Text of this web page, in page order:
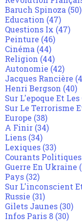
Baruch Spinoza (50)
Education (47)
Questions Ix (47)
Peinture (46)
Cinéma (44)
Religion (44)
Autonomie (42)
Jacques Rancière
Henri Bergson (40)
Sur L'epoque Et
Sur Le Terrorisme
Europe (38)
A Finir (34)
Liens (34)
Lexiques (33)
Courants Politiques
Guerre En Ukraine
Pays (32)
Sur L'inconscient
Russie (31)
Gilets Jaunes (30)
Infos Paris 8 (30)